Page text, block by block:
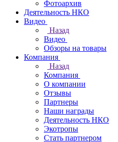
Фотоархив
Деятельность НКО
Видео
Назад
Видео
Обзоры на товары
Компания
Назад
Компания
О компании
Отзывы
Партнеры
Наши награды
Деятельность НКО
Экотропы
Стать партнером